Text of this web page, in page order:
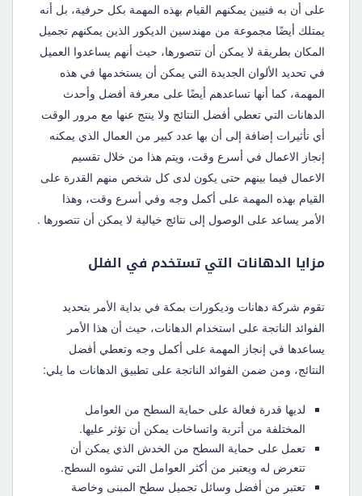
على أن به فنيين يمكنهم القيام بهذه المهمة بكل حرفية، بل أنه
يمتلك أيضًا مجموعة من مهندسين الديكور الذين يمكنهم تجميل
المكان بطريقة لا يمكن أن تتصورها، حيث أنهم يساعدوا العميل
في تحديد الألوان الجديدة التي يمكن أن يستخدمها في هذه
المهمة، كما أنها تساعدهم أيضًا على معرفة أفضل وأحدث
الدهانات التي تعطي أفضل النتائج ولا ينتج عنها مع مرور الوقت
أي تأثيرات إضافة إلى أن بها عدد كبير من العمال الذي يمكنه
إنجاز الاعمال في أسرع وقت، ويتم هذا من خلال تقسيم
الاعمال فيما بينهم حتى يكون لدى كل شخص منهم القدرة على
القيام بهذه المهمة على أكمل وجه وفي أسرع وقت، وهذا
الأمر يساعد على الوصول إلى نتائج خيالية لا يمكن أن تتصورها .
مزايا الدهانات التي تستخدم في الفلل
تقوم شركة دهانات وديكورات بمكة في بداية الأمر بتحديد
الفوائد الناتجة على استخدام الدهانات، حيث أن هذا الأمر
يساعدها في إنجاز المهمة على أكمل وجه وتعطي أفضل
النتائج، ومن ضمن الفوائد الناتجة على تطبيق الدهانات ما يلي:
لديها قدرة فعالة على حماية السطح من العوامل
المختلفة من أتربة واتساخات يمكن أن تؤثر عليها.
تعمل على حماية السطح من الخدش الذي يمكن أن
تتعرض له ويعتبر من أكثر العوامل التي تشوه السطح.
تعتبر من أفضل وسائل تجميل سطح المبنى وخاصة